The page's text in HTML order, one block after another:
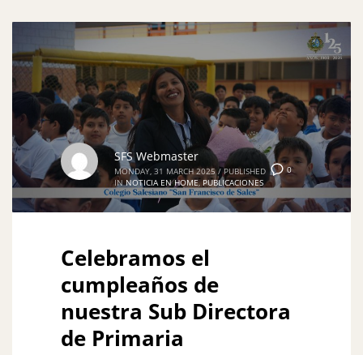
0
SFS Webmaster
MONDAY, 31 MARCH 2025 / PUBLISHED
IN NOTICIA EN HOME,PUBLICACIONES
Celebramos el
cumpleaños de
nuestra Sub Directora
de Primaria